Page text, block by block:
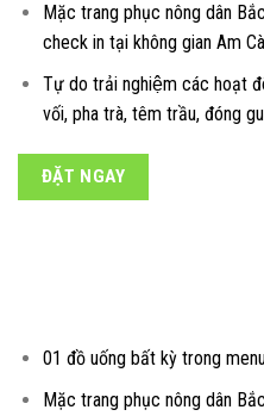
Mặc trang phục nông dân
check in tại không gian Am
Tự do trải nghiệm các hoạt
vối, pha trà, têm trầu, đóng
ĐẶT NGAY
01 đồ uống bất kỳ trong
Mặc trang phục nông dân